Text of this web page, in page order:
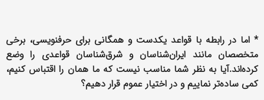
* اما در رابطه با قواعد یکدست و همگانی برای حرف­نویسی، برخی
متخصصان مانند ایران‌شناسان و شرق‌شناسان قواعدی را وضع
کرده‌اند.آیا به نظر شما مناسب نیست که ما همان را اقتباس کنیم،
کمی ساده‌تر نماییم و در اختیار عموم قرار دهیم؟